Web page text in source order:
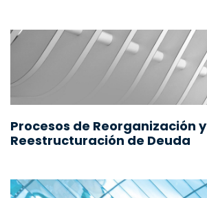
Procesos de Reorganización y
Reestructuración de Deuda